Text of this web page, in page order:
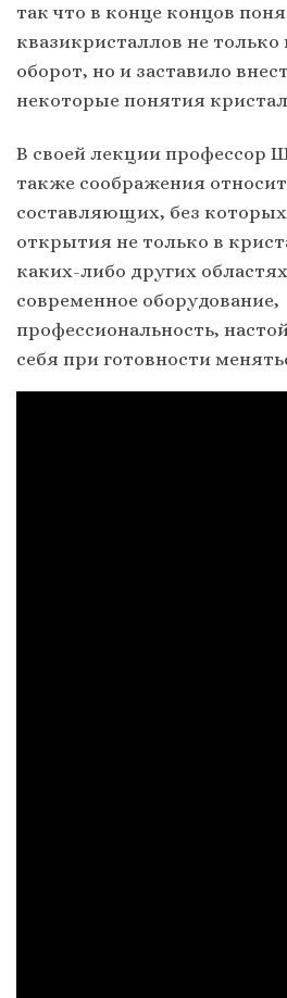
так что в конце концов
квазикристаллов не
оборот, но и заставило
некоторые понятия
В своей лекции профессор
также соображения
составляющих, без
открытия не только в
каких-либо других
современное оборудование,
профессиональность,
себя при готовности